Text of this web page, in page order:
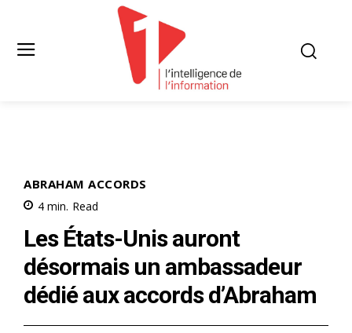
ABRAHAM ACCORDS
4 min. Read
Les États-Unis auront
désormais un ambassadeur
dédié aux accords d’Abraham